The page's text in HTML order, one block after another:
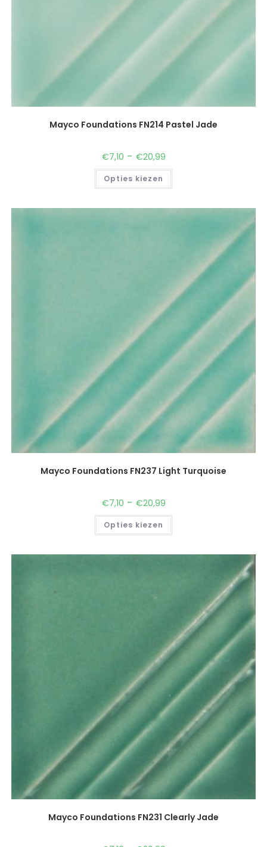
Beheer toestemming
Om de beste ervaringen te bieden, gebruiken wij technologieën zoals
informatie over je apparaat op te slaan en/of te raadplegen. Door in
deze technologieën kunnen wij gegevens zoals surfgedrag of unieke
verwerken. Als je geen toestemming geeft of jouw toestemming
nadelige invloed hebben op bepaalde functies en mogelijkheden.
Beheer diensten
Accepteren
Weiger
Mayco Foundations FN214 Pastel Jade
€7,10 - € 20,99
Opties kiezen
Mayco Foundations FN237 Light Turquoise
€7,10 - €20,99
Opties kiezen
Mayco Foundations FN231 Clearly Jade
€7,10 - € 20,99